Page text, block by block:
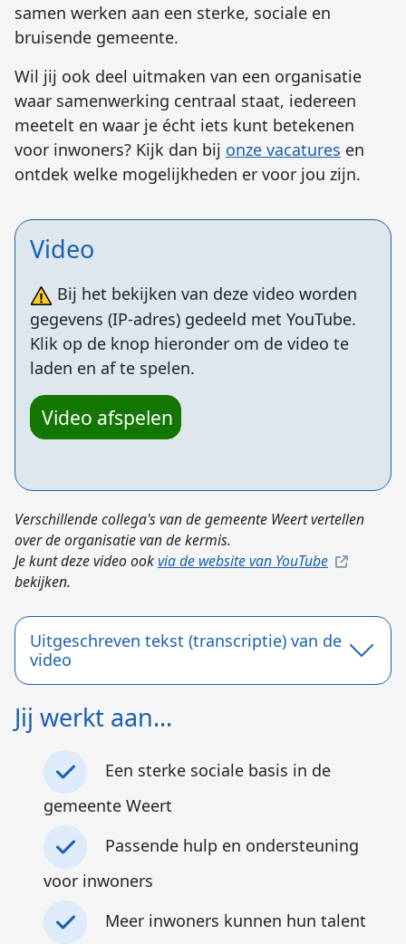
samen werken aan een sterke, sociale en
bruisende gemeente.
Wil jij ook deel uitmaken van een organisatie
waar samenwerking centraal staat, iedereen
meetelt en waar je écht iets kunt betekenen
voor inwoners? Kijk dan bij onze vacatures en
ontdek welke mogelijkheden er voor jou zijn.
Video
Bij het bekijken van deze video worden
gegevens (IP-adres) gedeeld met YouTube.
Klik op de knop hieronder om de video te
laden en af te spelen.
Video afspelen
Verschillende collega's van de gemeente Weert vertellen
over de organisatie van de kermis.
Je kunt deze video ookvia de website van YouTube
bekijken.
Uitgeschreven tekst (transcriptie) van de
video
Jij werkt aan...
Een sterke sociale basis in de
gemeente Weert
Passende hulp en ondersteuning
voor inwoners
Meer inwoners kunnen hun talent